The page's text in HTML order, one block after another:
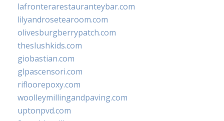
lafronterarestauranteybar.com
lilyandrosetearoom.com
olivesburgberrypatch.com
theslushkids.com
giobastian.com
glpascensori.com
rifloorepoxy.com
woolleymillingandpaving.com
uptonpvd.com